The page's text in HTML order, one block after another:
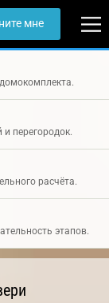
мне
перегородок.
расчёта.
этапов.